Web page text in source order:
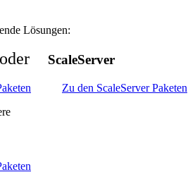
Lösungen:
oder ScaleServer
Zu den ScaleServer Paketen